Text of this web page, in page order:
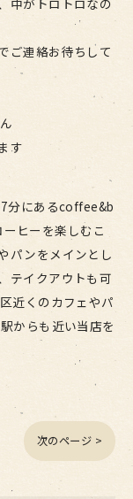
中がトロトロなの
ご連絡お待ちして
す
分にあるcoffee&b
ヒーを楽しむこ
パンをメインとし
テイクアウトも可
近くのカフェやパ
からも近い当店を
次のページ >